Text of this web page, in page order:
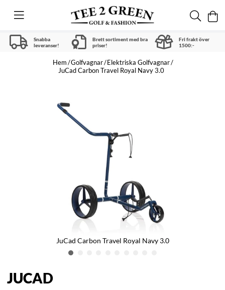
Snabba
leveranser!
Brett sortiment med bra
priser!
Fri frakt över
1500:-
Hem Golfvagnar Elektriska Golfvagnar
JuCad Carbon Travel Royal Navy 3.0
JuCad Carbon Travel Royal Navy 3.0
JUCAD